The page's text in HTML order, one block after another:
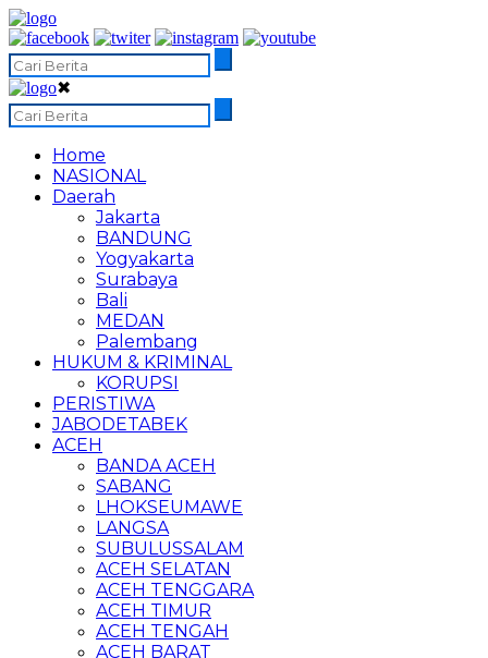
✖
Home
NASIONAL
Daerah
Jakarta
BANDUNG
Yogyakarta
Surabaya
Bali
MEDAN
Palembang
HUKUM & KRIMINAL
KORUPSI
PERISTIWA
JABODETABEK
ACEH
BANDA ACEH
SABANG
LHOKSEUMAWE
LANGSA
SUBULUSSALAM
ACEH SELATAN
ACEH TENGGARA
ACEH TIMUR
ACEH TENGAH
ACEH BARAT